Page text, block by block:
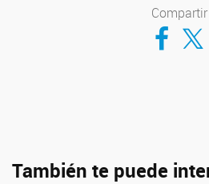
Compartir
Compartir
También te puede